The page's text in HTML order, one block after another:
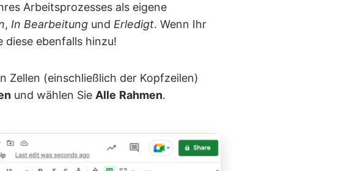
Arbeitsprozesses als eigene
, In Bearbeitung und Erledigt. Wenn Ihr
ebenfalls hinzu!
Zellen (einschließlich der Kopfzeilen)
und wählen Sie Alle Rahmen.